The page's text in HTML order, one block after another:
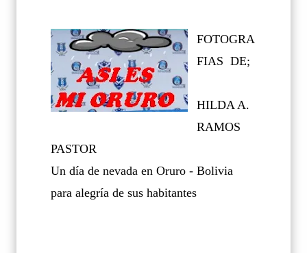
FOTOGRA
FIAS DE;
HILDA A.
RAMOS
PASTOR
Un día de nevada en Oruro - Bolivia
para alegría de sus habitantes